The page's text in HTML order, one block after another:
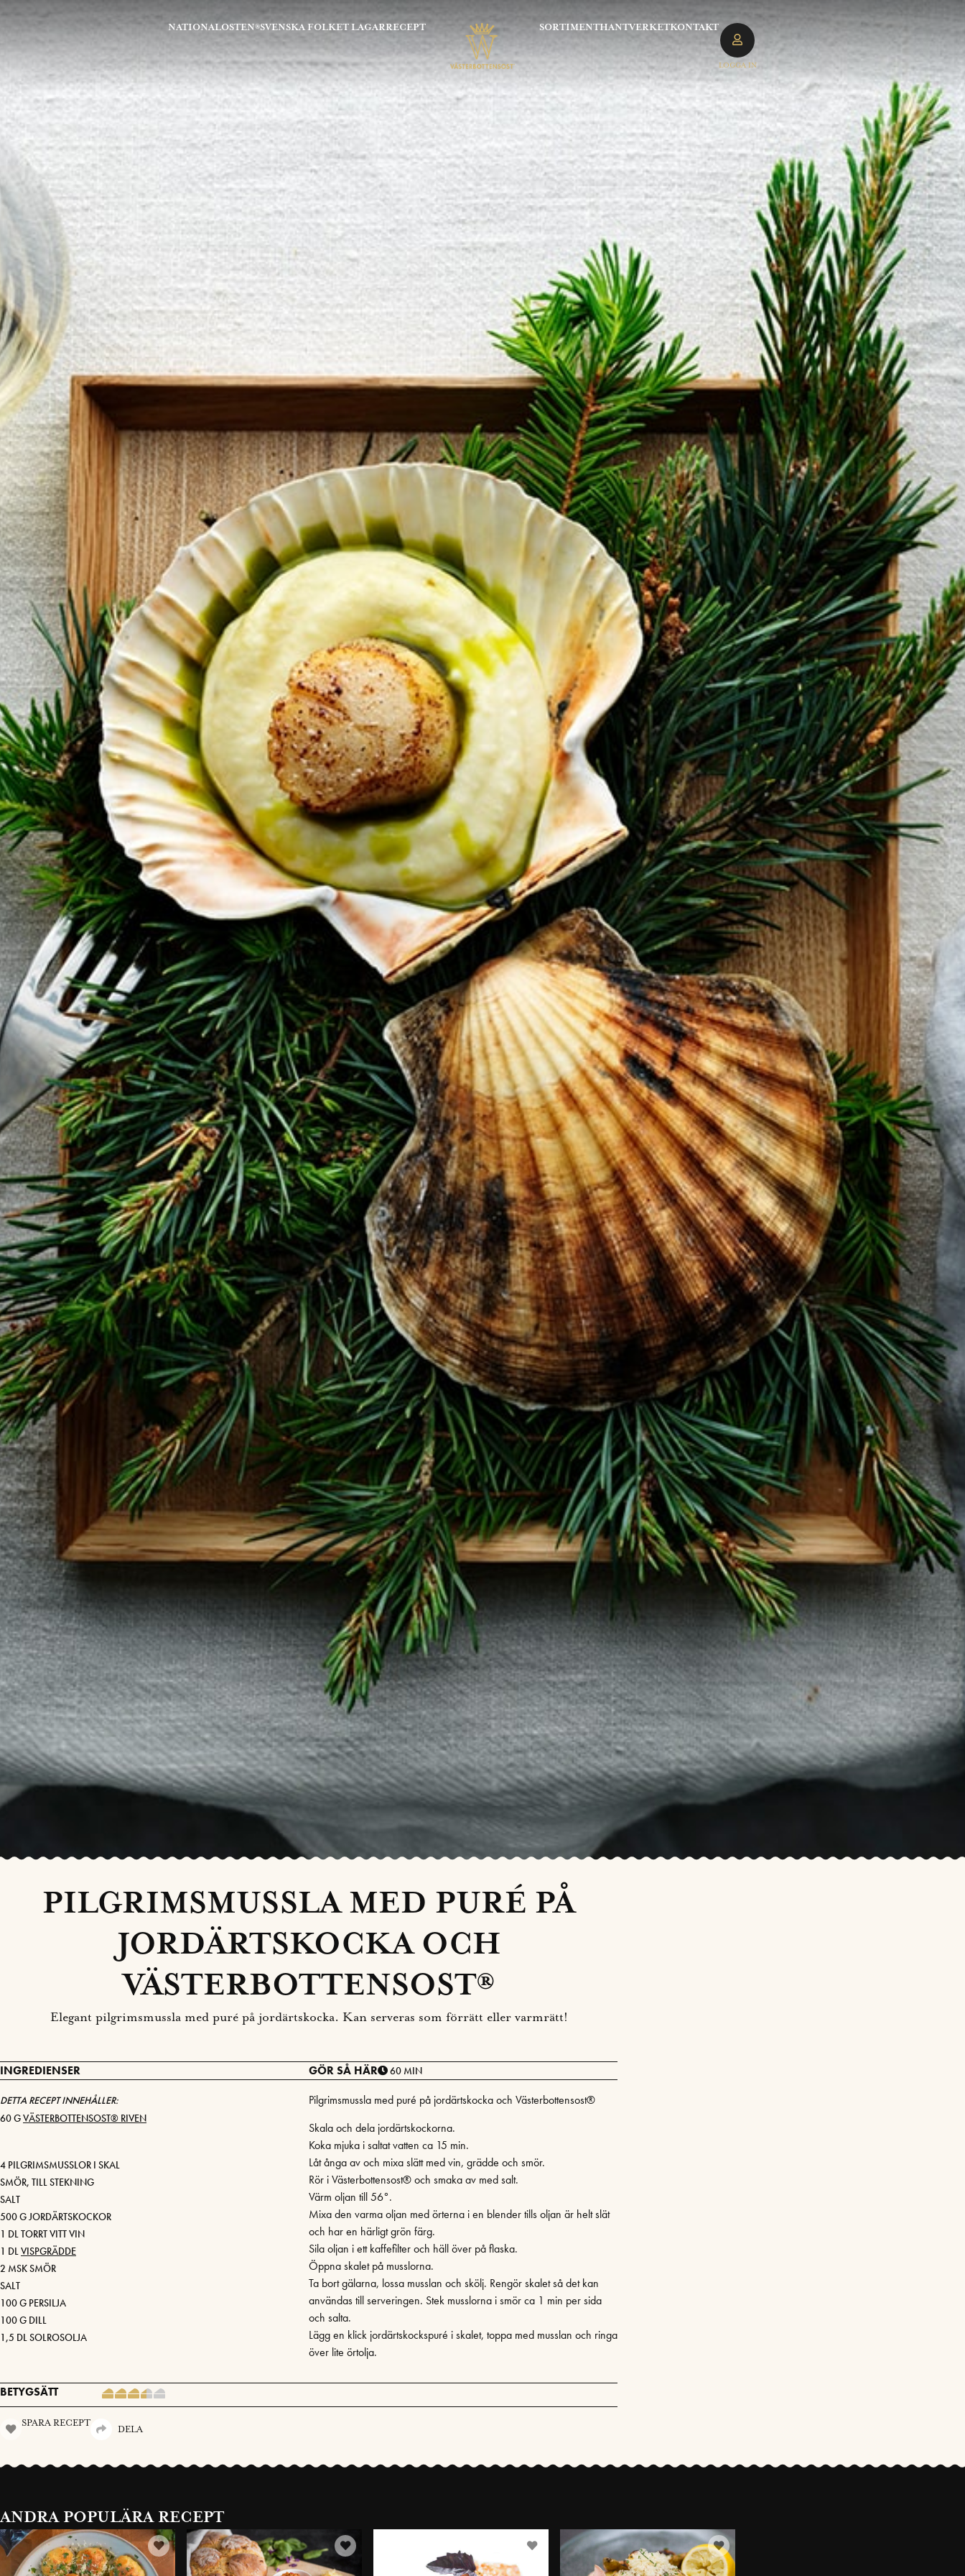
RECEPT
SVENSKA FOLKET LAGAR
NATIONALOSTEN® SORTIMENTHANTVERKETKONTAKT
LOGGA IN
PILGRIMSMUSSLA MED PURÉ PÅ
JORDÄRTSKOCKA OCH
VÄSTERBOTTENSOST®
Elegant pilgrimsmussla med puré på jordärtskocka. Kan serveras som förrätt eller varmrätt!
INGREDIENSER
DETTA RECEPT INNEHÅLLER:
60 GVÄSTERBOTTENSOST® RIVEN
4 PILGRIMSMUSSLOR I SKAL
SMÖR, TILL STEKNING
SALT
500 G JORDÄRTSKOCKOR
1 DL TORRT VITT VIN
1 DLVISPGRÄDDE
2 MSK SMÖR
SALT
100 G PERSILJA
100 G DILL
1,5 DL SOLROSOLJA
GÖR SÅ HÄR 60 MIN
Pilgrimsmussla med puré på jordärtskocka och Västerbottensost®
Skala och dela jordärtskockorna.
Koka mjuka i saltat vatten ca 15 min.
Låt ånga av och mixa slätt med vin, grädde och smör.
Rör i Västerbottensost® och smaka av med salt.
Värm oljan till 56°.
Mixa den varma oljan med örterna i en blender tills oljan är helt slät
och har en härligt grön färg.
Sila oljan i ett kaffefilter och häll över på flaska.
Öppna skalet på musslorna.
Ta bort gälarna, lossa musslan och skölj. Rengör skalet så det kan
användas till serveringen. Stek musslorna i smör ca 1 min per sida
och salta.
Lägg en klick jordärtskockspuré i skalet, toppa med musslan och ringa
över lite örtolja.
BETYGSÄTT
SPARA RECEPT
DELA
ANDRA POPULÄRA RECEPT